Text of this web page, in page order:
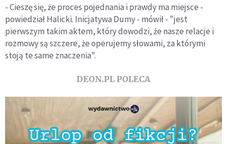
- Cieszę się, że proces pojednania i prawdy ma miejsce -
powiedział Halicki. Inicjatywa Dumy - mówił - "jest
pierwszym takim aktem, który dowodzi, że nasze relacje i
rozmowy są szczere, że operujemy słowami, za którymi
stoją te same znaczenia".
DEON.PL POLECA